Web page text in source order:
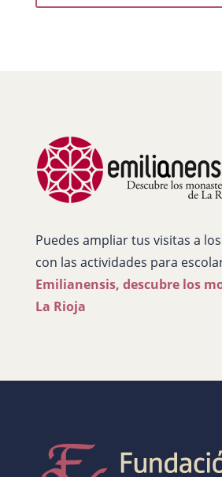
Puedes ampliar tus visitas a
con las actividades para
Emilianensis, descubre los
La Rioja